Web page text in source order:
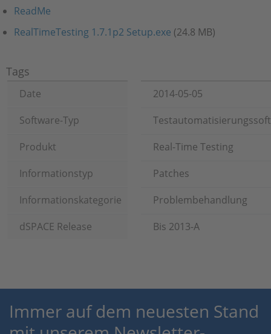
ReadMe
RealTimeTesting 1.7.1p2 Setup.exe (24.8 MB)
Tags
Date
2014-05-05
Software-Typ
Produkt
Real-Time Testing
Informationstyp
Patches
Informationskategorie
Problembehandlung
dSPACE Release
Bis 2013-A
Immer auf dem neuesten Stand